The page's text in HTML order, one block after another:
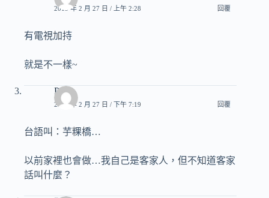
2013 年 2 月 27 日 / 上午 2:28 回覆
有電視加持
就是不一樣~
Pony
2013 年 2 月 27 日 / 下午 7:19 回覆
台語叫：芋粿橋…
以前家裡也會做…我自己是客家人，但不知道客家
話叫什麼？